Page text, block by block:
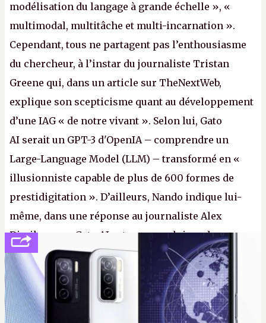
modélisation du langage à grande échelle », «
multimodal, multitâche et multi-incarnation ».
Cependant, tous ne partagent pas l’enthousiasme
du chercheur, à l’instar du journaliste Tristan
Greene qui, dans un article sur TheNextWeb,
explique son scepticisme quant au développement
d’une IAG « de notre vivant ». Selon lui, Gato
AI serait un GPT-3 d'OpenIA – comprendre un
Large-Language Model (LLM) – transformé en «
illusionniste capable de plus de 600 formes de
prestidigitation ». D’ailleurs, Nando indique lui-
même, dans une réponse au journaliste Alex
Dimikas, que Gato AI est « encore loin » de
prétendre réussir le célèbre test de Turing. (Crédit
photo : Pexels - Arthur Brognoli)